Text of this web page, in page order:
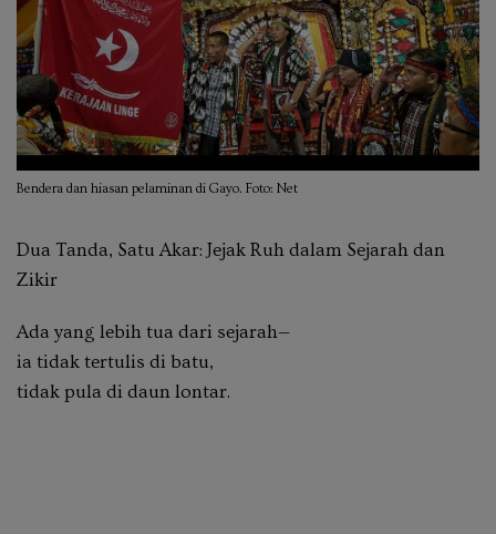
Bendera dan hiasan pelaminan di Gayo. Foto: Net
Dua Tanda, Satu Akar: Jejak Ruh dalam Sejarah dan
Zikir
Ada yang lebih tua dari sejarah—
ia tidak tertulis di batu,
tidak pula di daun lontar.